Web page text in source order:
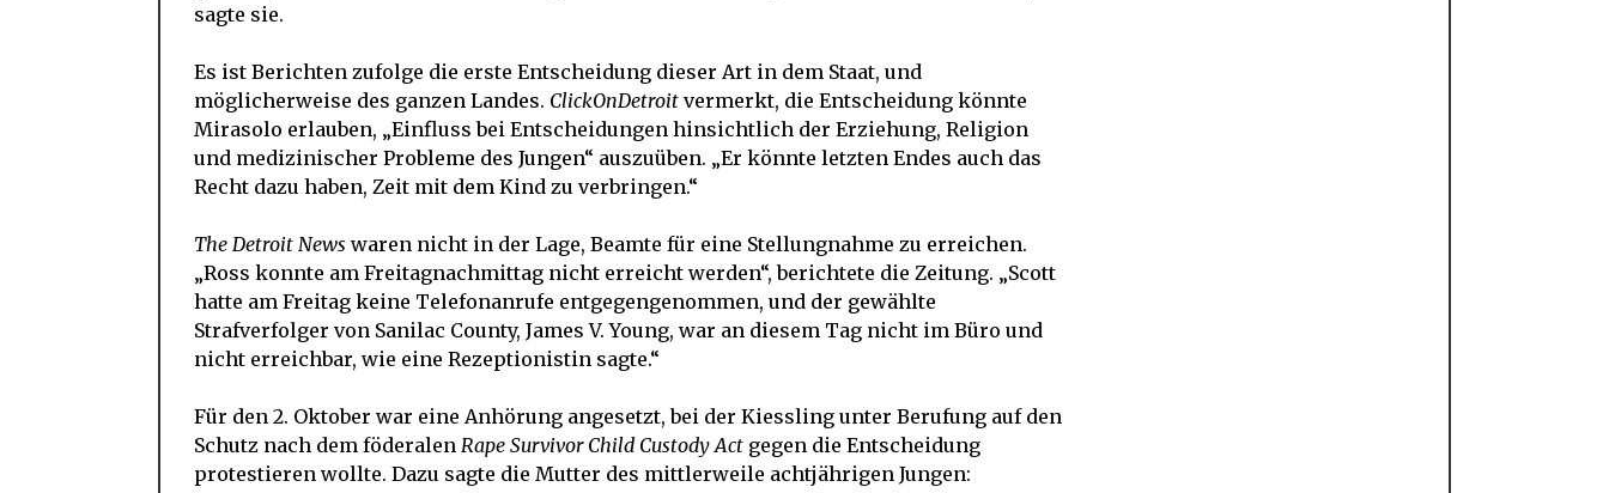
sagte sie.
Es ist Berichten zufolge die erste Entscheidung dieser Art in dem Staat, und
möglicherweise des ganzen Landes. ClickOnDetroit vermerkt, die Entscheidung könnte
Mirasolo erlauben, „Einfluss bei Entscheidungen hinsichtlich der Erziehung, Religion
und medizinischer Probleme des Jungen“ auszuüben. „Er könnte letzten Endes auch das
Recht dazu haben, Zeit mit dem Kind zu verbringen.“
The Detroit News waren nicht in der Lage, Beamte für eine Stellungnahme zu erreichen.
„Ross konnte am Freitagnachmittag nicht erreicht werden“, berichtete die Zeitung. „Scott
hatte am Freitag keine Telefonanrufe entgegengenommen, und der gewählte
Strafverfolger von Sanilac County, James V. Young, war an diesem Tag nicht im Büro und
nicht erreichbar, wie eine Rezeptionistin sagte.“
Für den 2. Oktober war eine Anhörung angesetzt, bei der Kiessling unter Berufung auf den
Schutz nach dem föderalen Rape Survivor Child Custody Act gegen die Entscheidung
protestieren wollte. Dazu sagte die Mutter des mittlerweile achtjährigen Jungen: